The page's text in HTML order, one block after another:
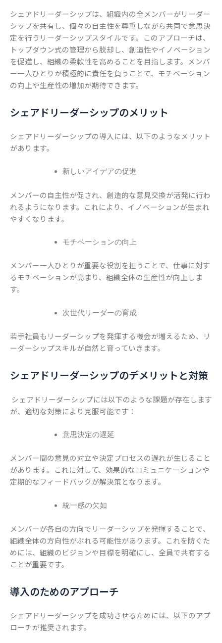
シェアドリーダーシップは、組織内の全メンバーがリーダー
シップを共有し、個々の自主性を尊重しながら共同で意思決
定を行うリーダーシップスタイルです。このアプローチは、
トップダウン式の管理から脱却し、創造性やイノベーション
を促進し、組織の柔軟性を高めることを目指します。メンバ
ー一人ひとりが積極的に責任を負うことで、モチベーション
の向上や生産性の増加が期待できます。
シェアドリーダーシップのメリット
シェアドリーダーシップの導入には、以下のようなメリット
があります。
新しいアイデアの促進
メンバーの自主性が促され、創造的な意見交換が活発に行わ
れるようになります。これにより、イノベーションが生まれ
やすくなります。
モチベーションの向上
メンバー一人ひとりが重要な役割を担うことで、仕事に対す
るモチベーションが高まり、組織全体の生産性が向上しま
す。
次世代リーダーの育成
若手社員もリーダーシップを発揮する機会が増えるため、リ
ーダーシップスキルが自然と育っていきます。
シェアドリーダーシップのデメリットと対策
シェアドリーダーシップには以下のような課題が存在します
が、適切な対策により克服可能です：
意思決定の遅延
メンバー間の意見の対立や決定プロセスの遅れが生じること
があります。これに対して、効果的なコミュニケーションや
定期的なフィードバックが解決策となります。
統一感の欠如
メンバーが各自の方向でリーダーシップを発揮することで、
組織全体の方向性がぶれる可能性があります。これを防ぐた
めには、組織のビジョンや目標を明確にし、全員で共有する
ことが重要です。
導入のためのアプローチ
シェアドリーダーシップを成功させるためには、以下のアプ
ローチが推奨されます。